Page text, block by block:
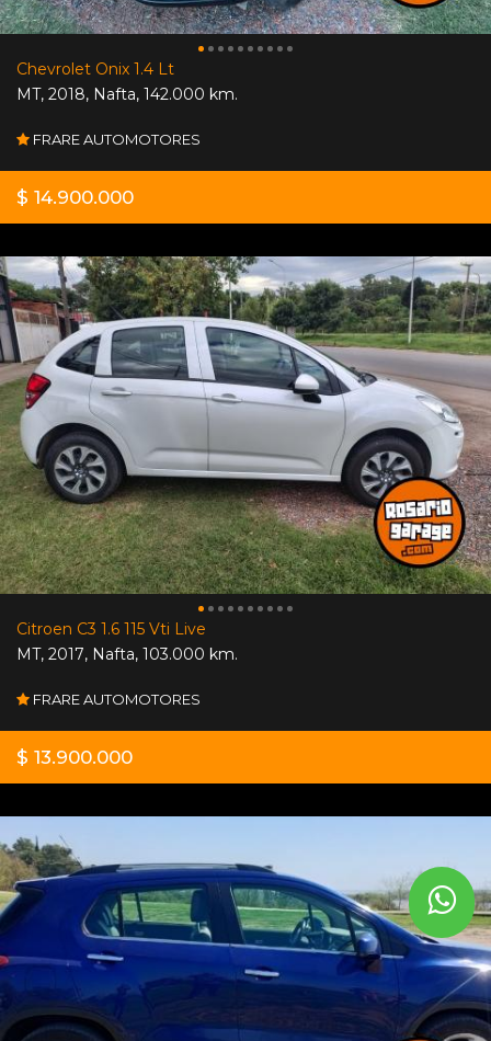
Chevrolet Onix 1.4 Lt
MT, 2018, Nafta, 142.000 km.
FRARE AUTOMOTORES
$ 14.900.000
Citroen C3 1.6 115 Vti Live
MT, 2017, Nafta, 103.000 km.
FRARE AUTOMOTORES
$ 13.900.000